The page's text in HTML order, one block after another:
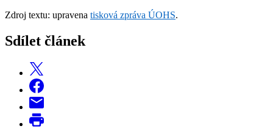
Zdroj textu: upravena tisková zpráva ÚOHS.
Sdílet článek